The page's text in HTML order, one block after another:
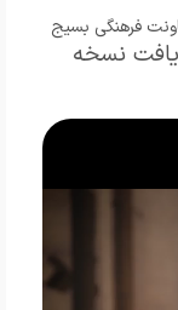
فرهنگی بسیج
نسخه